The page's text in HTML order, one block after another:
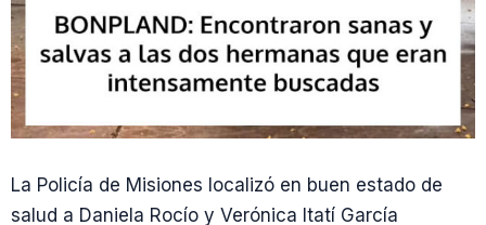
La Policía de Misiones localizó en buen estado de
salud a Daniela Rocío y Verónica Itatí García